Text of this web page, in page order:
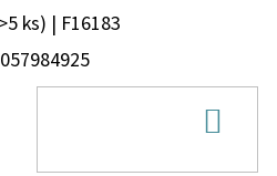
ks) | F16183